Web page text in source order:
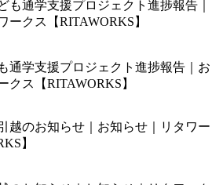
通学支援プロジェクト進捗報告｜お
クス【RITAWORKS】